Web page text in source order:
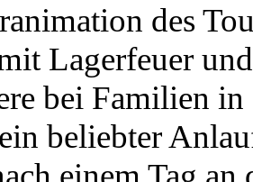
des
Lagerfeuer
bei Familien
beliebter